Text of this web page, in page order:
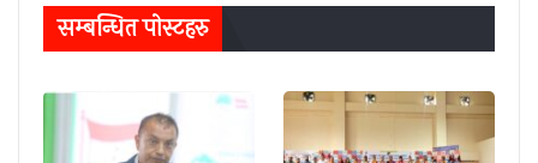
सम्बन्धित पाेस्टहरु